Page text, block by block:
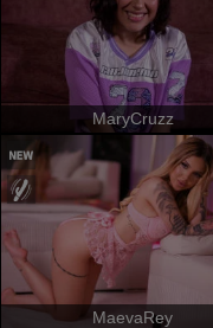
MaryCruzz
MaevaRey